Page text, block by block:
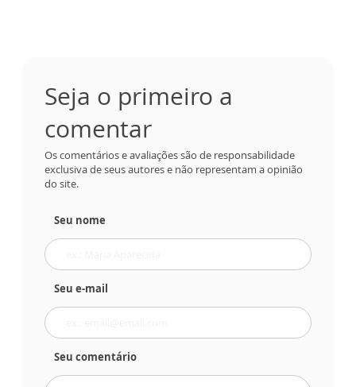
Seja o primeiro a
comentar
Os comentários e avaliações são de responsabilidade
exclusiva de seus autores e não representam a opinião
do site.
Seu nome
Seu e-mail
Seu comentário